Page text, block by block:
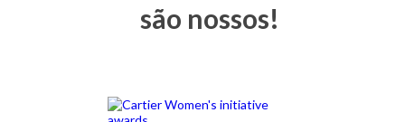
são nossos!